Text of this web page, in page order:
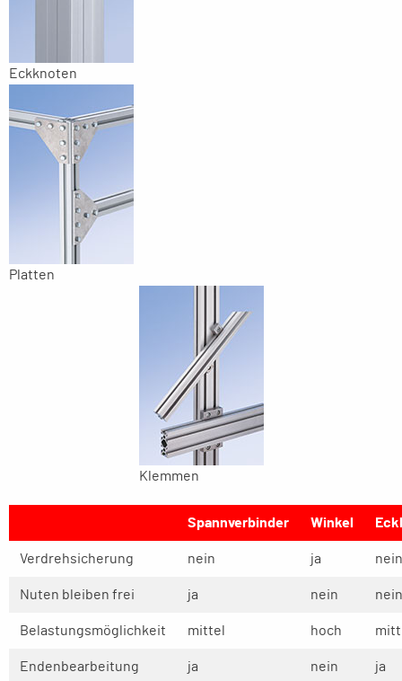
Eckknoten
Platten
Klemmen
Spannverbinder Winkel
Verdrehsicherung nein ja nein
Nuten bleiben frei ja nein nein
Belastungsmöglichkeit mittel hoch
Endenbearbeitung ja nein ja